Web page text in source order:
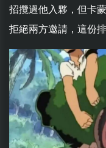
招攬過他入夥，但卡
拒絕兩方邀請，這份